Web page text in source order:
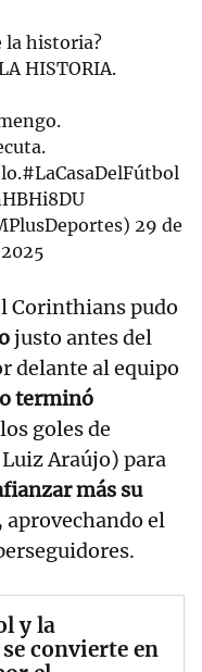
la historia?
HISTORIA.
#LaCasaDelFútbol
29 de
Corinthians pudo
justo antes del
delante al equipo
terminó
goles de
Araújo) para
más su
aprovechando el
y la
convierte en